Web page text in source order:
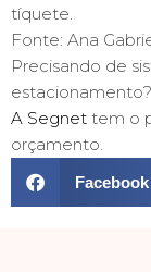
tíquete.
Fonte: Ana
Precisando de
estacionamento?
A Segnet tem o
orçamento.
Facebook